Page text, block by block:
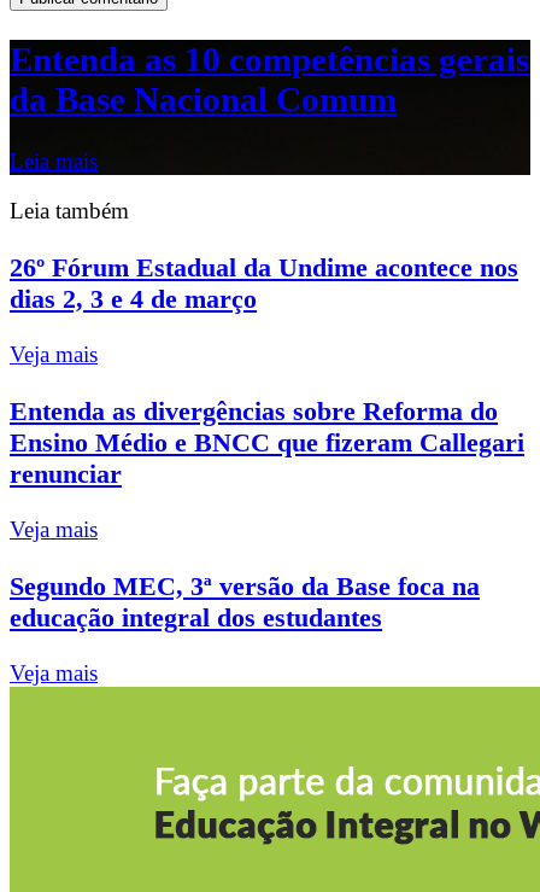
Entenda as 10 competências gerais
da Base Nacional Comum
Leia mais
Leia também
26º Fórum Estadual da Undime acontece nos
dias 2, 3 e 4 de março
Veja mais
Entenda as divergências sobre Reforma do
Ensino Médio e BNCC que fizeram Callegari
renunciar
Veja mais
Segundo MEC, 3ª versão da Base foca na
educação integral dos estudantes
Veja mais